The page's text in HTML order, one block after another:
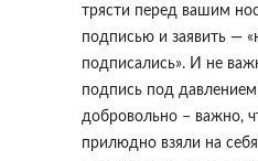
трясти перед вашим
подписью и заявить —
подписались». И не
подпись под
добровольно – важно,
прилюдно взяли на